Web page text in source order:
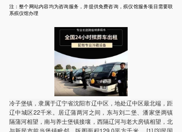
注：整个网站内容均为咨询服务，并提供免费咨询，殡仪馆服务项目需要联
系殡仪馆办理
冷子堡镇，隶属于辽宁省沈阳市辽中区，地处辽中区最北端，距
辽中城区22千米。居辽蒲两河之间，东与刘二堡、潘家堡两镇
隔蒲河相望，南与养士堡镇接壤，西隔辽河与老大房镇相望，北
与新民市前当堡镇毗邻。版图面积129.0平方千米。 [1] [3]民国